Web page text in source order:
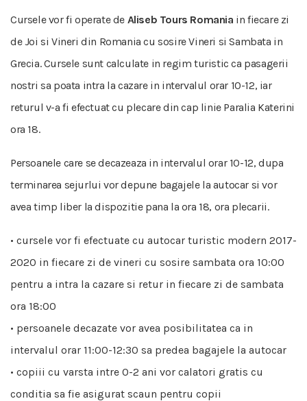
Cursele vor fi operate de Aliseb Tours Romania in fiecare zi
de Joi si Vineri din Romania cu sosire Vineri si Sambata in
Grecia. Cursele sunt calculate in regim turistic ca pasagerii
nostri sa poata intra la cazare in intervalul orar 10-12, iar
returul v-a fi efectuat cu plecare din cap linie Paralia Katerini
ora 18.
Persoanele care se decazeaza in intervalul orar 10-12, dupa
terminarea sejurlui vor depune bagajele la autocar si vor
avea timp liber la dispozitie pana la ora 18, ora plecarii.
• cursele vor fi efectuate cu autocar turistic modern 2017-
2020 in fiecare zi de vineri cu sosire sambata ora 10:00
pentru a intra la cazare si retur in fiecare zi de sambata
ora 18:00
• persoanele decazate vor avea posibilitatea ca in
intervalul orar 11:00-12:30 sa predea bagajele la autocar
• copiii cu varsta intre 0-2 ani vor calatori gratis cu
conditia sa fie asigurat scaun pentru copii